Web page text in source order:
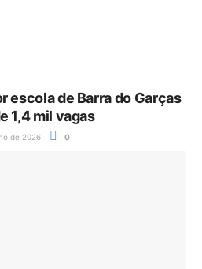
escola de Barra do Garças
1,4 mil vagas
de 2026 0